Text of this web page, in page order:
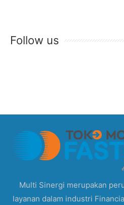
Follow us
Multi Sinergi merupakan
layanan dalam industri